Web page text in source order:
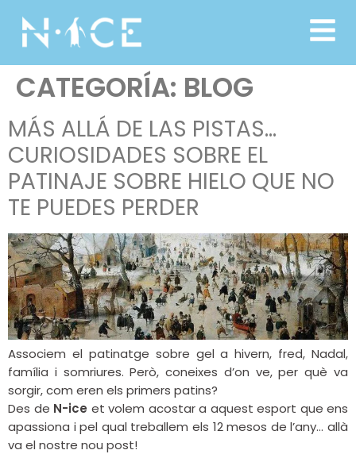
CATEGORÍA: BLOG
MÁS ALLÁ DE LAS PISTAS…
CURIOSIDADES SOBRE EL
PATINAJE SOBRE HIELO QUE NO
TE PUEDES PERDER
Associem el patinatge sobre gel a hivern, fred, Nadal,
família i somriures. Però, coneixes d’on ve, per què va
sorgir, com eren els primers patins?
Des de N-ice et volem acostar a aquest esport que ens
apassiona i pel qual treballem els 12 mesos de l’any… allà
va el nostre nou post!